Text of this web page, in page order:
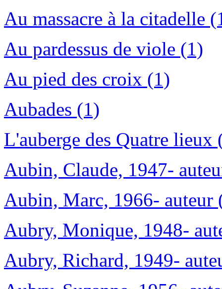
Au massacre à la citadelle
Au pardessus de viole (1)
Au pied des croix (1)
Aubades (1)
L'auberge des Quatre lieux
Aubin, Claude, 1947-
Aubin, Marc, 1966- auteur
Aubry, Monique, 1948-
Aubry, Richard, 1949-